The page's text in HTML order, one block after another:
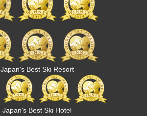
Japan's Best Ski Resort
Japan's Best Ski Hotel